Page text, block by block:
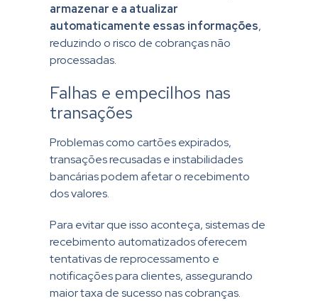
armazenar e a atualizar
automaticamente essas informações,
reduzindo o risco de cobranças não
processadas.
Falhas e empecilhos nas
transações
Problemas como cartões expirados,
transações recusadas e instabilidades
bancárias podem afetar o recebimento
dos valores.
Para evitar que isso aconteça, sistemas de
recebimento automatizados oferecem
tentativas de reprocessamento e
notificações para clientes, assegurando
maior taxa de sucesso nas cobranças.